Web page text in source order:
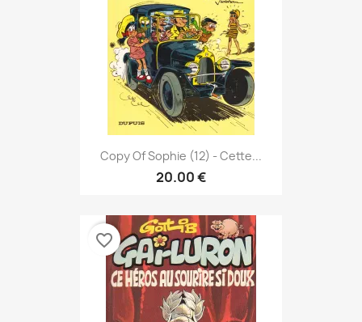
Copy Of Sophie (12) - Cette...
20.00 €
favorite_border